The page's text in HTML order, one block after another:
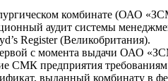
комбинате (ОАО
аудит системы
Register (Великобритания).
с момента выдачи ОАО
СМК предприятия
выданный комбинату в